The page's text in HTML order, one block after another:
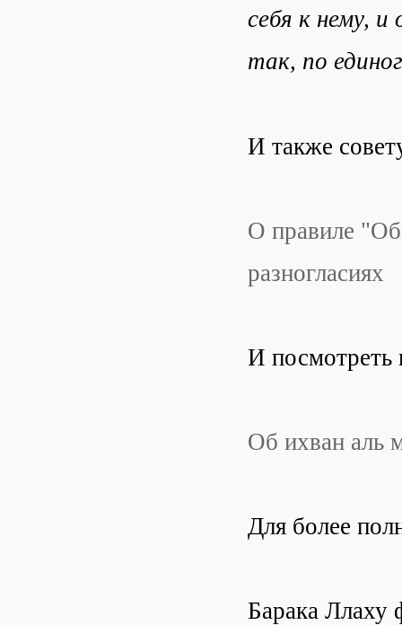
себя к нему,
так, по
И также
О правиле
разногласиях
И посмотреть
Об ихван аль
Для более
Барака Ллаху